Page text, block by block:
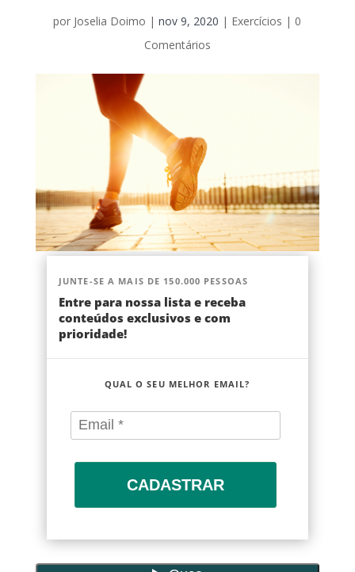
por Joselia Doimo |nov 9, 2020 | Exercícios | 0
Comentários
JUNTE-SE A MAIS DE 150.000 PESSOAS
Entre para nossa lista e receba
conteúdos exclusivos e com
prioridade!
QUAL O SEU MELHOR EMAIL?
CADASTRAR